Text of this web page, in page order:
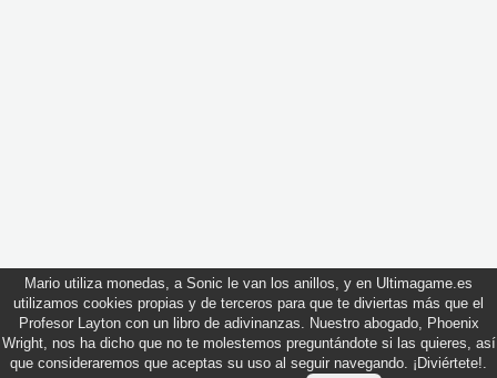
Mario utiliza monedas, a Sonic le van los anillos, y en Ultimagame.es
utilizamos cookies propias y de terceros para que te diviertas más que el
Profesor Layton con un libro de adivinanzas. Nuestro abogado, Phoenix
Wright, nos ha dicho que no te molestemos preguntándote si las quieres, así
que consideraremos que aceptas su uso al seguir navegando. ¡Diviértete!.